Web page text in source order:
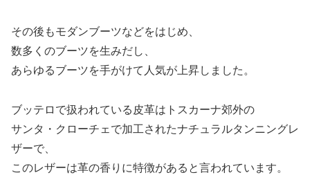
その後もモダンブーツなどをはじめ、
数多くのブーツを生みだし、
あらゆるブーツを手がけて人気が上昇しました。
ブッテロで扱われている皮革はトスカーナ郊外の
サンタ・クローチェで加工されたナチュラルタンニングレ
ザーで、
このレザーは革の香りに特徴があると言われています。